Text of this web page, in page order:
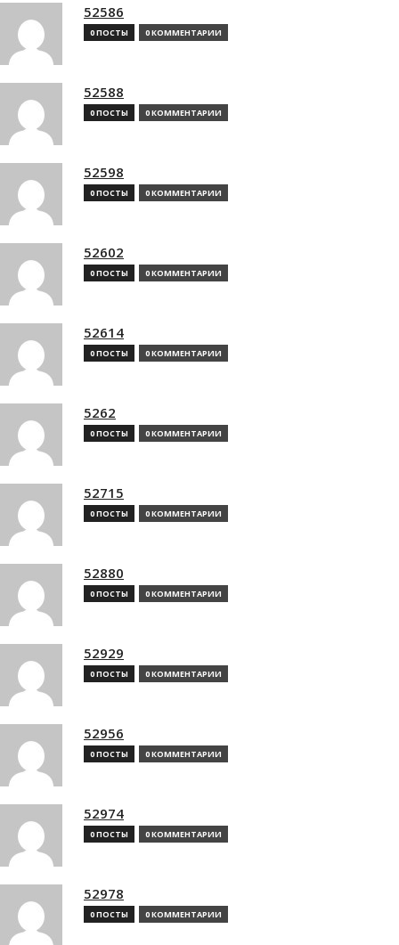
52586
0 ПОСТЫ 0 КОММЕНТАРИИ
52588
0 ПОСТЫ 0 КОММЕНТАРИИ
52598
0 ПОСТЫ 0 КОММЕНТАРИИ
52602
0 ПОСТЫ 0 КОММЕНТАРИИ
52614
0 ПОСТЫ 0 КОММЕНТАРИИ
5262
0 ПОСТЫ 0 КОММЕНТАРИИ
52715
0 ПОСТЫ 0 КОММЕНТАРИИ
52880
0 ПОСТЫ 0 КОММЕНТАРИИ
52929
0 ПОСТЫ 0 КОММЕНТАРИИ
52956
0 ПОСТЫ 0 КОММЕНТАРИИ
52974
0 ПОСТЫ 0 КОММЕНТАРИИ
52978
0 ПОСТЫ 0 КОММЕНТАРИИ